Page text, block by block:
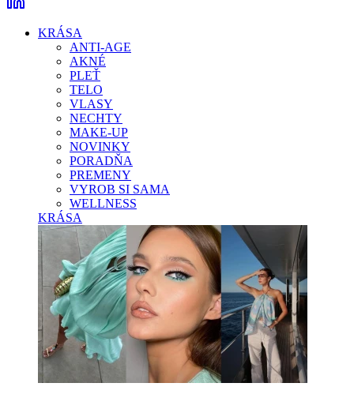
KRÁSA
ANTI-AGE
AKNÉ
PLEŤ
TELO
VLASY
NECHTY
MAKE-UP
NOVINKY
PORADŇA
PREMENY
VYROB SI SAMA
WELLNESS
KRÁSA